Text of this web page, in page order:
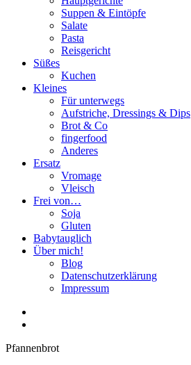
Suppen & Eintöpfe
Salate
Pasta
Reisgericht
Süßes
Kuchen
Kleines
Für unterwegs
Aufstriche, Dressings & Dips
Brot & Co
fingerfood
Anderes
Ersatz
Vromage
Vleisch
Frei von…
Soja
Gluten
Babytauglich
Über mich!
Blog
Datenschutzerklärung
Impressum
Pfannenbrot